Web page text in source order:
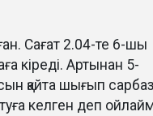
Сағат 2.04-те 6-шы
кіреді. Артынан 5-
қайта шығып
келген деп